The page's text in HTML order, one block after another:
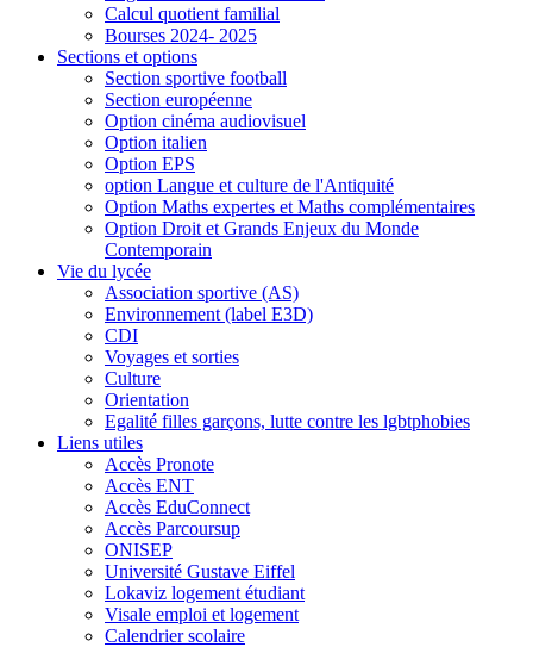
Calcul quotient familial
Bourses 2024- 2025
Sections et options
Section sportive football
Section européenne
Option cinéma audiovisuel
Option italien
Option EPS
option Langue et culture de l'Antiquité
Option Maths expertes et Maths complémentaires
Option Droit et Grands Enjeux du Monde
Contemporain
Vie du lycée
Association sportive (AS)
Environnement (label E3D)
CDI
Voyages et sorties
Culture
Orientation
Egalité filles garçons, lutte contre les lgbtphobies
Liens utiles
Accès Pronote
Accès ENT
Accès EduConnect
Accès Parcoursup
ONISEP
Université Gustave Eiffel
Lokaviz logement étudiant
Visale emploi et logement
Calendrier scolaire